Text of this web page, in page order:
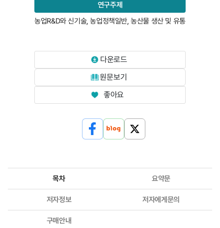
연구주제
농업R&D와 신기술, 농업정책일반, 농산물 생산 및 유통
다운로드
원문보기
좋아요
목차 요약문
저자정보 저자에게문의
구매안내